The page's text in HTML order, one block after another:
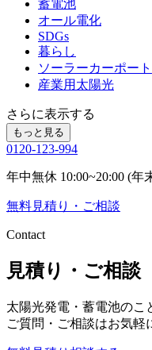
蓄電池
オール電化
SDGs
暮らし
ソーラーカーポート
産業用太陽光
さらに表示する
もっと見る
0120-123-994
年中無休 10:00~20:00 (年
無料見積り・ご相談
Contact
見積り・ご相談
太陽光発電・蓄電池のこ
ご質問・ご相談はお気軽